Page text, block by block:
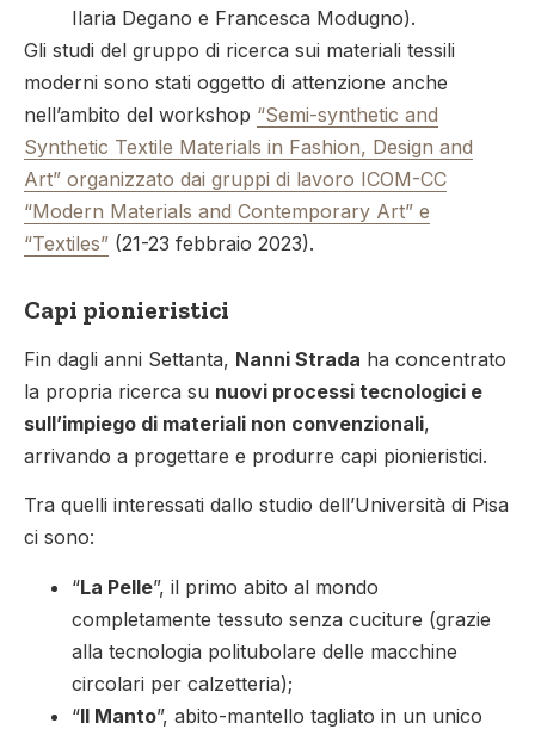
Ilaria Degano e Francesca Modugno).
Gli studi del gruppo di ricerca sui materiali tessili
moderni sono stati oggetto di attenzione anche
nell’ambito del workshop “Semi-synthetic and
Synthetic Textile Materials in Fashion, Design and
Art” organizzato dai gruppi di lavoro ICOM-CC
“Modern Materials and Contemporary Art” e
“Textiles” (21-23 febbraio 2023).
Capi pionieristici
Fin dagli anni Settanta, Nanni Strada ha concentrato
la propria ricerca su nuovi processi tecnologici e
sull’impiego di materiali non convenzionali,
arrivando a progettare e produrre capi pionieristici.
Tra quelli interessati dallo studio dell’Università di Pisa
ci sono:
“La Pelle”, il primo abito al mondo
completamente tessuto senza cuciture (grazie
alla tecnologia politubolare delle macchine
circolari per calzetteria);
“Il Manto”, abito-mantello tagliato in un unico